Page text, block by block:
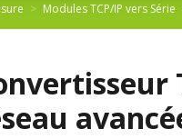
Modules TCP/IP vers Série